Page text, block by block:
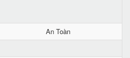
An Toàn